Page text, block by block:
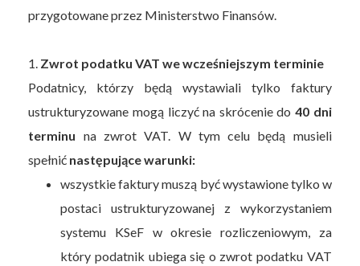
przygotowane przez Ministerstwo Finansów.
1. Zwrot podatku VAT we wcześniejszym terminie
Podatnicy, którzy będą wystawiali tylko faktury
ustrukturyzowane mogą liczyć na skrócenie do 40 dni
terminu na zwrot VAT. W tym celu będą musieli
spełnić następujące warunki:
wszystkie faktury muszą być wystawione tylko w
postaci ustrukturyzowanej z wykorzystaniem
systemu KSeF w okresie rozliczeniowym, za
który podatnik ubiega się o zwrot podatku VAT